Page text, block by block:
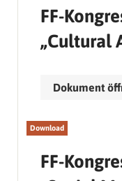
FF-
„Cultural
Dokument
Download
FF-